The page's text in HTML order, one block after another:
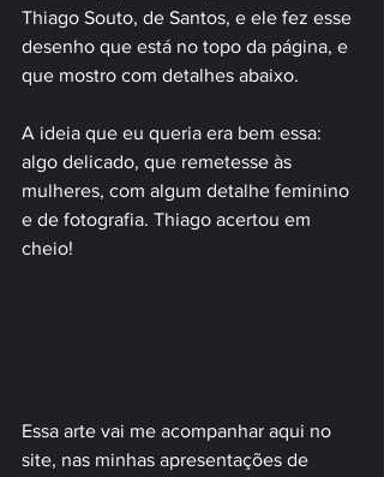
Thiago Souto, de Santos, e ele fez esse
desenho que está no topo da página, e
que mostro com detalhes abaixo.
A ideia que eu queria era bem essa:
algo delicado, que remetesse às
mulheres, com algum detalhe feminino
e de fotografia. Thiago acertou em
cheio!
Essa arte vai me acompanhar aqui no
site, nas minhas apresentações de